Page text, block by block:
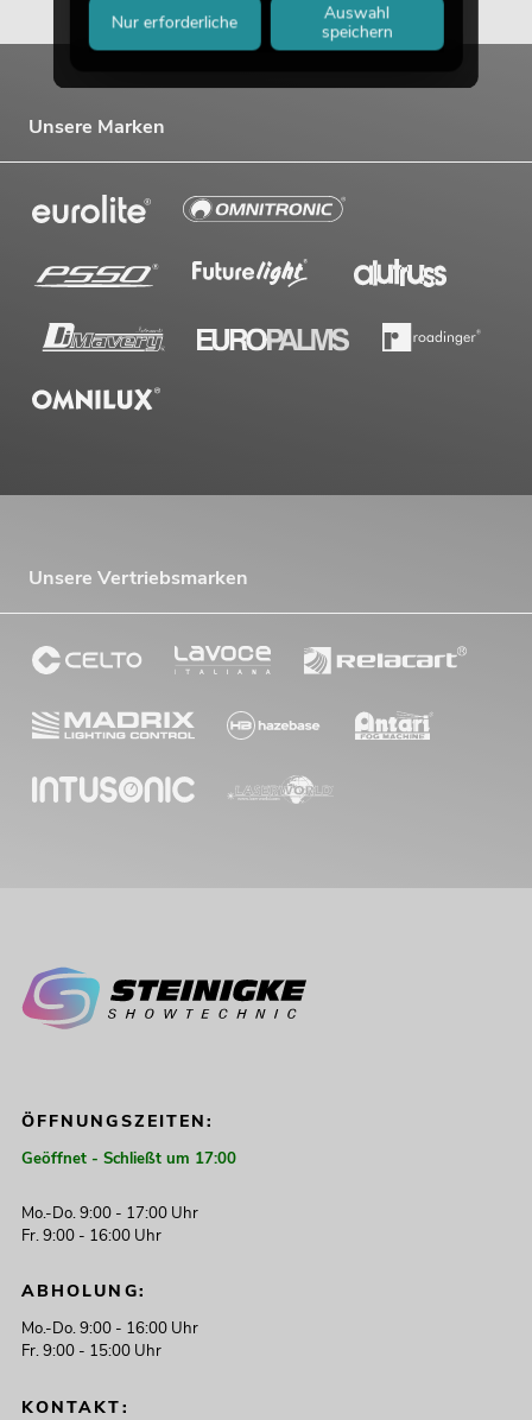
EUROLITE Set LED KLS Laser Bar FX-
Lichtset weiß + BPS-2
No. 20000920
499,00€
Lichtset weiß + BPS-3
Boxenhochständer weiß
Bestand reicht ca. 12 Wo.
Unsere Marken
Unsere Vertriebsmarken
ÖFFNUNGSZEITEN:
Geöffnet - Schließt um 17:00
Mo.-Do. 9:00 - 17:00 Uhr
Fr. 9:00 - 16:00 Uhr
ABHOLUNG:
Mo.-Do. 9:00 - 16:00 Uhr
Fr. 9:00 - 15:00 Uhr
KONTAKT:
Nur erforderliche
Auswahl
speichern